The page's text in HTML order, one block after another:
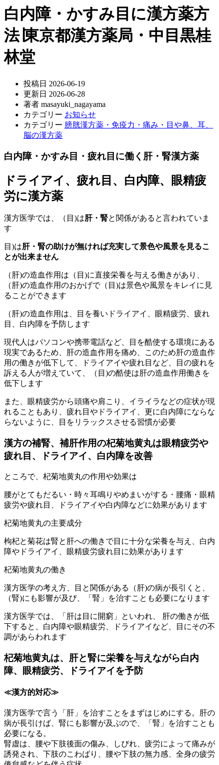
白内障・かすみ目に漢方薬方
法∣東京都漢方薬局・中目黒桂
林堂
投稿日 2026-06-19
更新日 2026-06-28
著者 masayuki_nagayama
カテゴリー お知らせ
カテゴリー 膀胱漢方薬・免疫力・痛み・目や鼻、耳、
脳の漢方薬
白内障・かすみ目・疲れ目に働く肝・腎漢方薬
ドライアイ、疲れ目、白内障、眼精疲
労に漢方薬
漢方医学では、（目)は肝・腎と関係があると言われていま
す
目)は肝・腎の助けが無ければ充実して景色や風景を見るこ
とが出来ません
（肝)の造血作用は（目)に直接栄養を与える働きがあり、
（肝)の造血作用のおかげで（目)は景色や風景をキレイに見
ることができます
（肝)の造血作用は、目を養いドライアイ、眼精疲労、疲れ
目、白内障を予防します
現代人はパソコンや携帯電話など、目を酷使する環境にある
現実であるため、肝の造血作用を痛め、このため肝の造血作
用の働きが低下して、ドライアイや疲れ目など、目の疲れを
訴える人が増えていて、（目)の酷使は肝の造血作用働きを
低下します
また、眼精疲労から頭痛や肩こり、イライラなどの症状が現
れることもあり、疲れ目やドライアイ、更に白内障にならな
らないように、目をリラックスさせる習慣が必要
漢方の補腎、補肝作用の杞菊地黄丸は眼精疲労や
疲れ目、ドライアイ、白内障を改善
ところで、杞菊地黄丸の作用や効果は
腰がとてもだるい・時々耳鳴りやめまいがする・腰痛・眼精
疲労や疲れ目、ドライアイや白内障などに効果があります
杞菊地黄丸の主要成分
枸杞と菊花は腎と肝への働きで目に十分な栄養を与え、白内
障やドライアイ、眼精疲労疲れ目に効果があります
杞菊地黄丸の働き
漢方医学の考え方、目と関係がある（肝)の病が長引くと、
（腎)にも影響が及び、「腎」を治すことも必要になります
​漢方医学では、「肝は目に開窮」といわれ、 肝の働きが低
下すると、白内障や眼精疲労、ドライアイなど、目にその不
調があらわれます
杞菊地黄丸は、肝と腎に栄養を与えながら白内
障、眼精疲労、ドライアイを予防
≪漢方的対応≫
漢方医学で言う「肝」を治すことをまずはじめにする。肝の
病が長引けば、腎にも影響が及ぶので、「腎」を治すことも
必要になる。
腎虚は、腰や下肢後面の傷み、しびれ、疲労によって痛みが
誘発され、下肢のこわばり、腰や下肢の無力感、全身の疲労